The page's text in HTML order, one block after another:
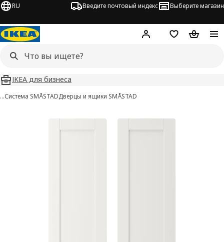
RU Введите почтовый индекс Выберите магазин
Hej! ВойтиСписокКорзина
IKEA для бизнеса
…Система SMÅSTADДверцы и ящики SMÅSTAD
изображения